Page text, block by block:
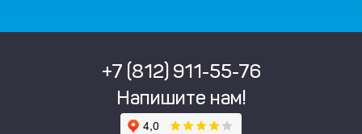
+7 (812) 911-55-76
Напишите нам!